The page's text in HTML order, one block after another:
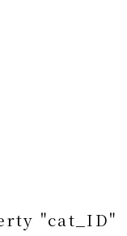
"cat_ID"